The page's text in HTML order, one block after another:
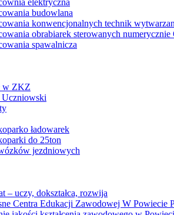
elektryczna
budowlana
konwencjonalnych technik
obrabiarek sterowanych numerycznie
spawalnicza
w ZKZ
Uczniowski
ładowarek
do 25ton
jezdniowych
– uczy, dokształca, rozwija
Centra Edukacji Zawodowej W Powiecie